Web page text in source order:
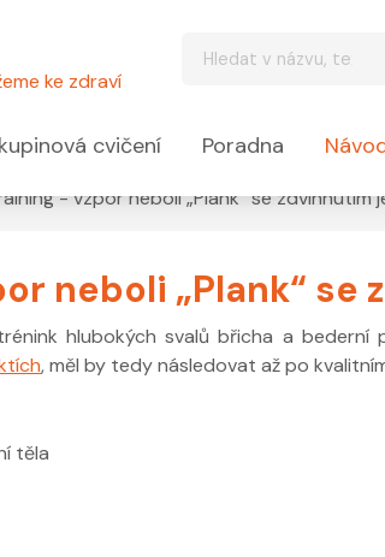
ke zdraví
cvičení Poradna
- vzpor neboli „Plank“ se zdvihnutím
neboli „Plank“
hlubokých svalů břicha a
, měl by tedy následovat až po
těla